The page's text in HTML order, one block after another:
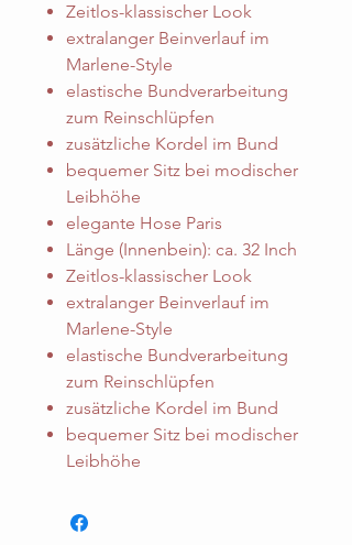
Zeitlos-klassischer Look
extralanger Beinverlauf im
Marlene-Style
elastische Bundverarbeitung
zum Reinschlüpfen
zusätzliche Kordel im Bund
bequemer Sitz bei modischer
Leibhöhe
elegante Hose Paris
Länge (Innenbein): ca. 32 Inch
Zeitlos-klassischer Look
extralanger Beinverlauf im
Marlene-Style
elastische Bundverarbeitung
zum Reinschlüpfen
zusätzliche Kordel im Bund
bequemer Sitz bei modischer
Leibhöhe